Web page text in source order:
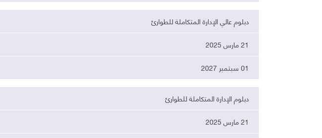
دبلوم عالي الإدارة المتكاملة للطوارئ
21 مارس 2025
01 سبتمبر 2027
دبلوم الإدارة المتكاملة للطوارئ
21 مارس 2025